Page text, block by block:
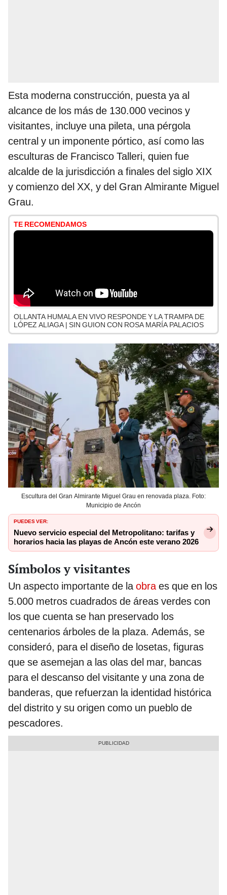
Esta moderna construcción, puesta ya al
alcance de los más de 130.000 vecinos y
visitantes, incluye una pileta, una pérgola
central y un imponente pórtico, así como las
esculturas de Francisco Talleri, quien fue
alcalde de la jurisdicción a finales del siglo XIX
y comienzo del XX, y del Gran Almirante Miguel
Grau.
TE RECOMENDAMOS
OLLANTA HUMALA EN VIVO RESPONDE Y LA TRAMPA DE
LÓPEZ ALIAGA | SIN GUION CON ROSA MARÍA PALACIOS
Escultura del Gran Almirante Miguel Grau en renovada plaza. Foto:
Municipio de Ancón
PUEDES VER:
Nuevo servicio especial del Metropolitano: tarifas y
horarios hacia las playas de Ancón este verano 2026
Símbolos y visitantes
Un aspecto importante de la obra es que en los
5.000 metros cuadrados de áreas verdes con
los que cuenta se han preservado los
centenarios árboles de la plaza. Además, se
consideró, para el diseño de losetas, figuras
que se asemejan a las olas del mar, bancas
para el descanso del visitante y una zona de
banderas, que refuerzan la identidad histórica
del distrito y su origen como un pueblo de
pescadores.